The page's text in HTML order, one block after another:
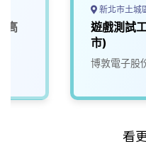
高
新北市土城
遊戲測試
市)
博敦電子股
看